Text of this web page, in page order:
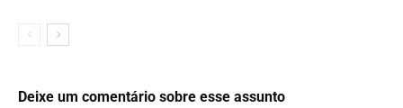
Deixe um comentário sobre esse assunto